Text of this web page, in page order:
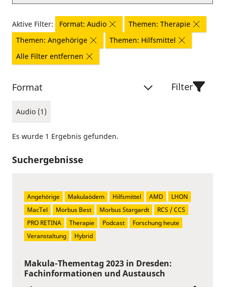
Aktive Filter: Format: Audio
Themen: Therapie
Themen: Angehörige
Themen: Hilfsmittel
Alle Filter entfernen
Format
Audio (1)
Filter
Es wurde 1 Ergebnis gefunden.
Suchergebnisse
Makula-Thementag 2023 in Dresden:
Fachinformationen und Austausch
Angehörige Makulaödem Hilfsmittel AMD
LHON
MacTel
Morbus Best Morbus Stargardt
RCS / CCS
PRO RETINA
Therapie Podcast
Forschung heute
Veranstaltung
Hybrid